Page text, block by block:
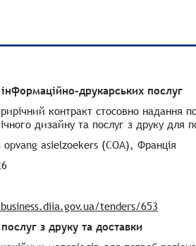
друкарських послуг
контракт стосовно надання
дизайну та послуг з друку для
asielzoekers (COA), Франція
tenders/653
з друку та доставки